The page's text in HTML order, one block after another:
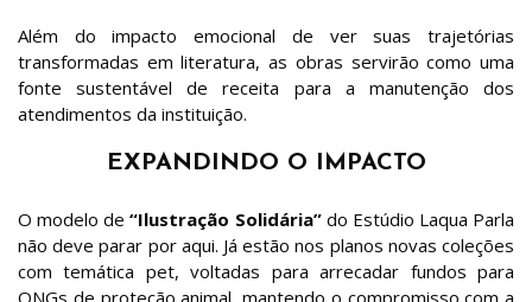
Além do impacto emocional de ver suas trajetórias
transformadas em literatura, as obras servirão como uma
fonte sustentável de receita para a manutenção dos
atendimentos da instituição.
EXPANDINDO O IMPACTO
O modelo de“Ilustração Solidária”do Estúdio Laqua Parla
não deve parar por aqui. Já estão nos planos novas coleções
com temática pet, voltadas para arrecadar fundos para